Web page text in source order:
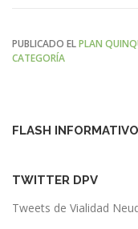
PUBLICADO ELPLAN
CATEGORÍA
FLASH INFORMATIVO
TWITTER DPV
Tweets de Vialidad